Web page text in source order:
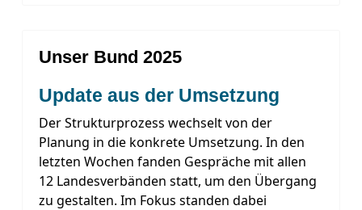
Unser Bund 2025
Update aus der Umsetzung
Der Strukturprozess wechselt von der
Planung in die konkrete Umsetzung. In den
letzten Wochen fanden Gespräche mit allen
12 Landesverbänden statt, um den Übergang
zu gestalten. Im Fokus standen dabei